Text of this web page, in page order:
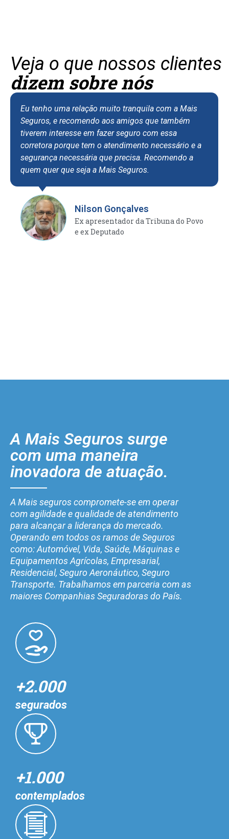
Veja o que nossos clientes
dizem sobre nós
uma relação muito tranquila com a Mais
e recomendo aos amigos que também
interesse em fazer seguro com essa
porque tem o atendimento necessário e a
necessária que precisa. Recomendo a
quer que seja a Mais Seguros.
Nilson Gonçalves
Ex apresentador da Tribuna do Povo
e ex Deputado
tenho
A Mais Seguros surge
com uma maneira
inovadora de atuação.
A Mais seguros compromete-se em operar
com agilidade e qualidade de atendimento
para alcançar a liderança do mercado.
Operando em todos os ramos de Seguros
como: Automóvel, Vida, Saúde, Máquinas e
Equipamentos Agrícolas, Empresarial,
Residencial, Seguro Aeronáutico, Seguro
Transporte. Trabalhamos em parceria com as
maiores Companhias Seguradoras do País.
+2.000
segurados
+1.000
contemplados